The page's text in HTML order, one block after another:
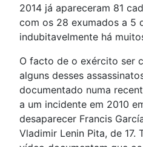
2014 já apareceram 81
com os 28 exumados a 5
indubitavelmente há
O facto de o exército ser
alguns desses
documentado numa
a um incidente em 2010
desaparecer Francis
Vladimir Lenin Pita, de 17.